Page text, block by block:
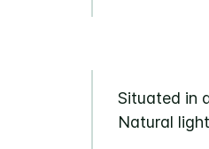
Situated in
Natural